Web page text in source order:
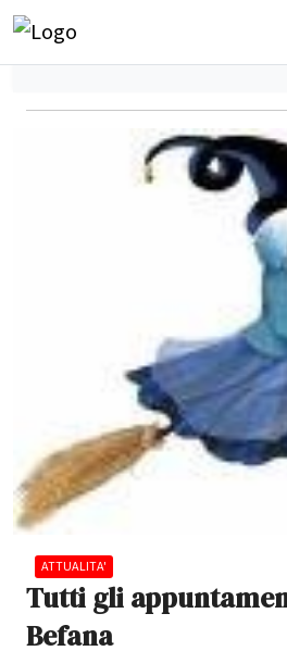
ATTUALITA'
Tutti gli
Befana